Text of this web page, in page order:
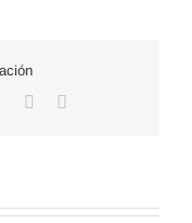
TumblrPinterest